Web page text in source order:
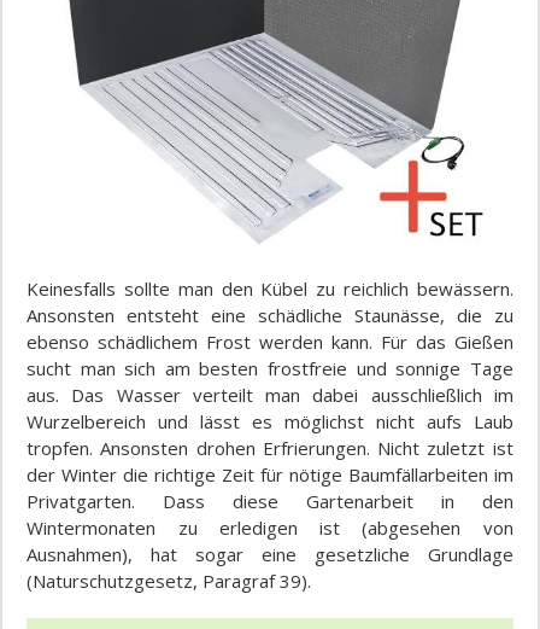
Keinesfalls sollte man den Kübel zu reichlich bewässern.
Ansonsten entsteht eine schädliche Staunässe, die zu
ebenso schädlichem Frost werden kann. Für das Gießen
sucht man sich am besten frostfreie und sonnige Tage
aus. Das Wasser verteilt man dabei ausschließlich im
Wurzelbereich und lässt es möglichst nicht aufs Laub
tropfen. Ansonsten drohen Erfrierungen. Nicht zuletzt ist
der Winter die richtige Zeit für nötige Baumfällarbeiten im
Privatgarten. Dass diese Gartenarbeit in den
Wintermonaten zu erledigen ist (abgesehen von
Ausnahmen), hat sogar eine gesetzliche Grundlage
(Naturschutzgesetz, Paragraf 39).